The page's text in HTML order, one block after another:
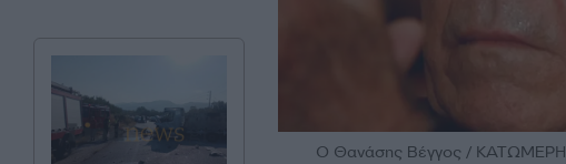
Ο Θανάσης Βέγγος /